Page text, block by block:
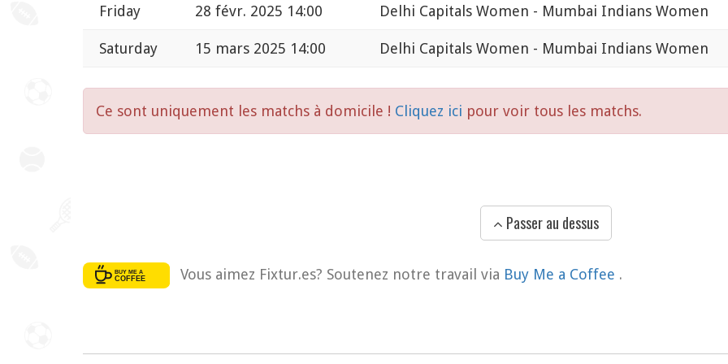
Friday 28 févr. 2025 14:00 Delhi Capitals Women - Mumbai Indians Women
Saturday 15 mars 2025 14:00 Delhi Capitals Women - Mumbai Indians Women
Ce sont uniquement les matchs à domicile ! Cliquez ici pour voir tous les matchs.
Passer au dessus
Vous aimez Fixtur.es? Soutenez notre travail via Buy Me a Coffee .